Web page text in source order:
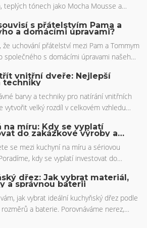
teplých tónech jako Mocha Mousse a
bude volit tyto barvy pro klid a pohodu.
s přátelstvím Pama a
a domácími úpravami?
že uchování přátelství mezi Pam a Tommym
společného s domácími úpravami našeho
koexistovat a fungovat společně?
malý náhled do světa, kde se
vztahy a design prolínají, aby nás inspiroval
doma.
vnitřní dveře: Nejlepší
techniky
barvy a techniky pro natírání vnitřních
vytvořit velký rozdíl v celkovém vzhledu
jak připravit povrch dveří pro nátěr
na míru: Kdy se vyplatí
do zakázkové výroby a
sériovou kuchyni
se mezi kuchyní na míru a sériovou
kdy se vyplatí investovat do
pozor při výběru truhláře.
dřez: Jak vybrat materiál,
a správnou baterii
jak vybrat ideální kuchyňský dřez podle
a baterie. Porovnáváme nerez,